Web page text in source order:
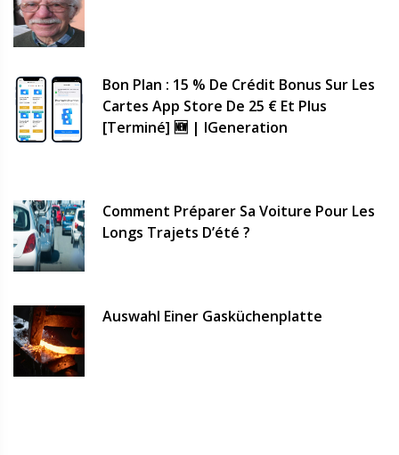
Bon Plan : 15 % De Crédit Bonus Sur Les
Cartes App Store De 25 € Et Plus
[terminé] 🆕 | IGeneration
Comment Préparer Sa Voiture Pour Les
Longs Trajets D’été ?
Auswahl Einer Gasküchenplatte